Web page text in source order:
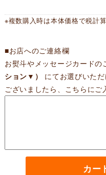
※複数購入時は本体価格で税計算
■お店へのご連絡欄
お熨斗やメッセージカードの
ション▼）
にてお選びいた
ございましたら、こちらにご
カー